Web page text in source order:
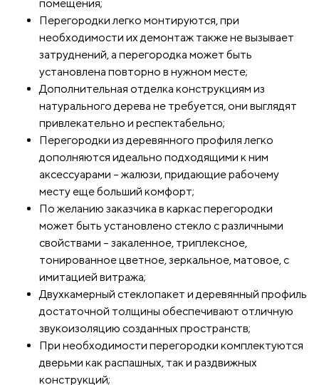
помещения;
Перегородки легко монтируются, при
необходимости их демонтаж также не вызывает
затруднений, а перегородка может быть
установлена повторно в нужном месте;
Дополнительная отделка конструкциям из
натурального дерева не требуется, они выглядят
привлекательно и респектабельно;
Перегородки из деревянного профиля легко
дополняются идеально подходящими к ним
аксессуарами – жалюзи, придающие рабочему
месту еще больший комфорт;
По желанию заказчика в каркас перегородки
может быть установлено стекло с различными
свойствами – закаленное, триплексное,
тонированное цветное, зеркальное, матовое, с
имитацией витража;
Двухкамерный стеклопакет и деревянный профиль
достаточной толщины обеспечивают отличную
звукоизоляцию созданных пространств;
При необходимости перегородки комплектуются
дверьми как распашных, так и раздвижных
конструкций;